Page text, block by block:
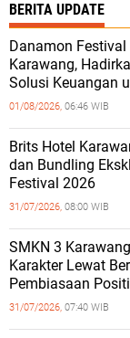
BERITA UPDATE
Danamon
Karawang,
Solusi Keuangan
01/08/2026, 06:46 WIB
Brits Hotel
dan Bundling
Festival 2026
31/07/2026, 08:00 WIB
SMKN 3
Karakter Lewat
Pembiasaan
31/07/2026, 07:40 WIB